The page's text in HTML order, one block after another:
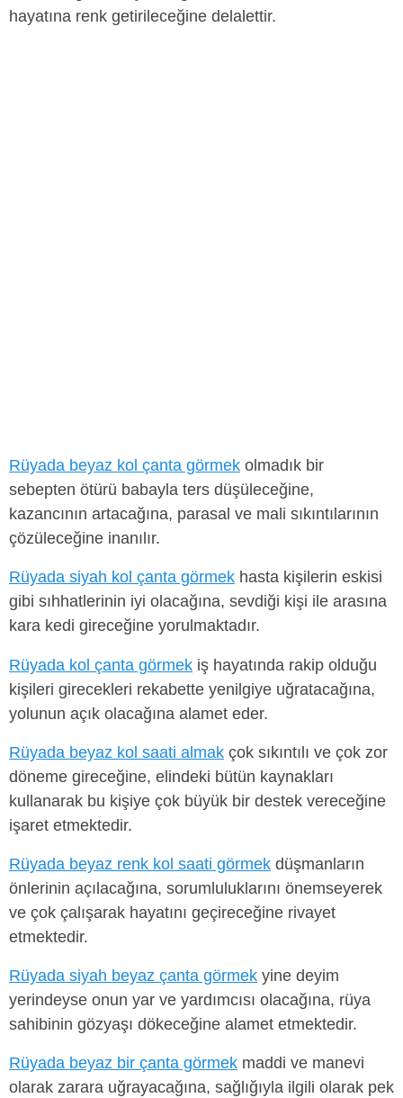
hayatına renk getirileceğine delalettir.
Rüyada beyaz kol çanta görmek olmadık bir
sebepten ötürü babayla ters düşüleceğine,
kazancının artacağına, parasal ve mali sıkıntılarının
çözüleceğine inanılır.
Rüyada siyah kol çanta görmek hasta kişilerin eskisi
gibi sıhhatlerinin iyi olacağına, sevdiği kişi ile arasına
kara kedi gireceğine yorulmaktadır.
Rüyada kol çanta görmek iş hayatında rakip olduğu
kişileri girecekleri rekabette yenilgiye uğratacağına,
yolunun açık olacağına alamet eder.
Rüyada beyaz kol saati almak çok sıkıntılı ve çok zor
döneme gireceğine, elindeki bütün kaynakları
kullanarak bu kişiye çok büyük bir destek vereceğine
işaret etmektedir.
Rüyada beyaz renk kol saati görmek düşmanların
önlerinin açılacağına, sorumluluklarını önemseyerek
ve çok çalışarak hayatını geçireceğine rivayet
etmektedir.
Rüyada siyah beyaz çanta görmek yine deyim
yerindeyse onun yar ve yardımcısı olacağına, rüya
sahibinin gözyaşı dökeceğine alamet etmektedir.
Rüyada beyaz bir çanta görmek maddi ve manevi
olarak zarara uğrayacağına, sağlığıyla ilgili olarak pek